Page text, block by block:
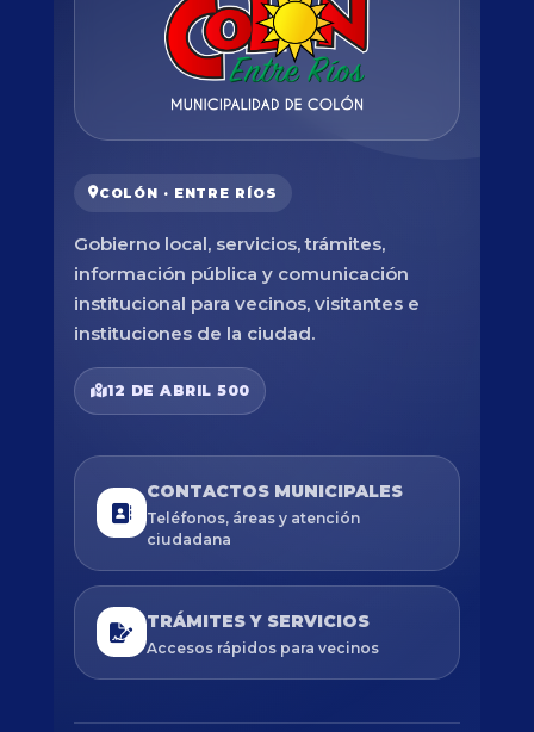
COLÓN · ENTRE RÍOS
Gobierno local, servicios, trámites,
información pública y comunicación
institucional para vecinos, visitantes e
instituciones de la ciudad.
12 DE ABRIL 500
CONTACTOS MUNICIPALES
Teléfonos, áreas y atención
ciudadana
TRÁMITES Y SERVICIOS
Accesos rápidos para vecinos